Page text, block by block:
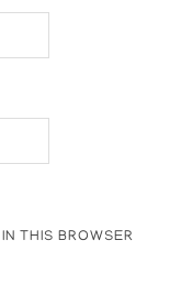
THIS BROWSER